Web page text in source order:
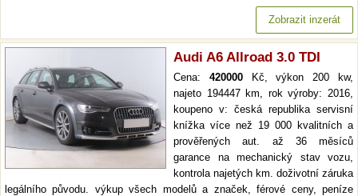
Zobrazit inzerát
Audi A6 Allroad 3.0 TDI
Cena: 420000Kč, výkon 200 kw,
najeto 194447 km, rok výroby: 2016,
koupeno v: česká republika servisní
knížka více než 19 000 kvalitních a
prověřených aut. až 36 měsíců
garance na mechanický stav vozu,
kontrola najetých km. doživotní záruka
legálního původu. výkup všech modelů a značek, férové ceny, peníze